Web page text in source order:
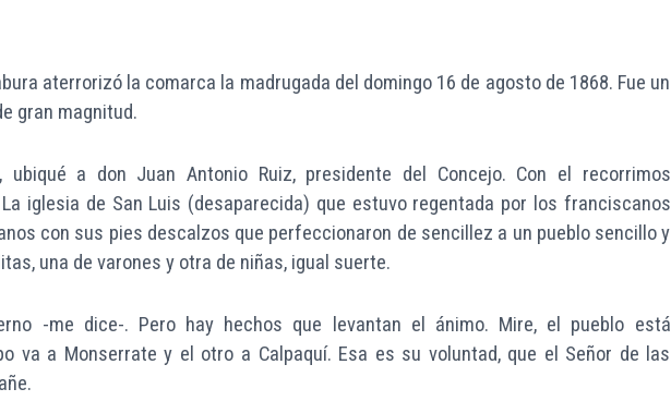
aterrorizó la comarca la madrugada del domingo 16 de agosto de 1868. Fue un
gran magnitud.
ubiqué a don Juan Antonio Ruiz, presidente del Concejo. Con el recorrimos
iglesia de San Luis (desaparecida) que estuvo regentada por los franciscanos
con sus pies descalzos que perfeccionaron de sencillez a un pueblo sencillo y
una de varones y otra de niñas, igual suerte.
-me dice-. Pero hay hechos que levantan el ánimo. Mire, el pueblo está
va a Monserrate y el otro a Calpaquí. Esa es su voluntad, que el Señor de las